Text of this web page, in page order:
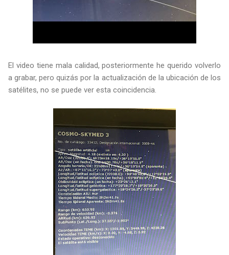
El video tiene mala calidad, posteriormente he querido volverlo
a grabar, pero quizás por la actualización de la ubicación de los
satélites, no se puede ver esta coincidencia.